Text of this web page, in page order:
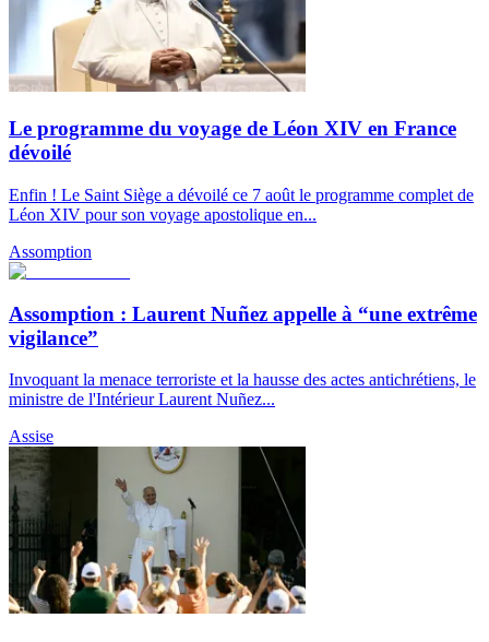
Le programme du voyage de Léon XIV en France
dévoilé
Enfin ! Le Saint Siège a dévoilé ce 7 août le programme complet de
Léon XIV pour son voyage apostolique en...
Assomption
Assomption : Laurent Nuñez appelle à “une extrême
vigilance”
Invoquant la menace terroriste et la hausse des actes antichrétiens, le
ministre de l'Intérieur Laurent Nuñez...
Assise